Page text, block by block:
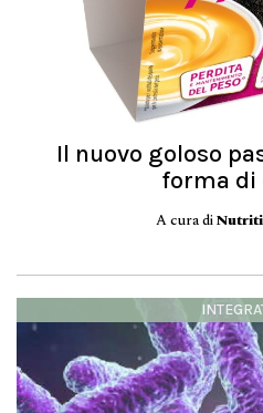
Il nuovo goloso
forma di
A cura di